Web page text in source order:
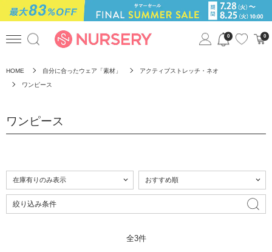
0 0
HOME 自分に合ったウェア「素材」 アクティブストレッチ・ネオ
ワンピース
ワンピース
絞り込み条件
全3件